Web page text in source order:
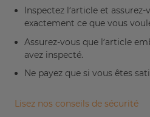
Inspectez l’article et assurez-
exactement ce que vous
Assurez-vous que l’article
avez inspecté.
Ne payez que si vous êtes
Lisez nos conseils de sécurité